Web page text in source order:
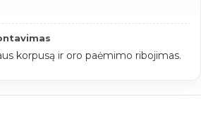
korpusą ir oro paėmimo ribojimas.